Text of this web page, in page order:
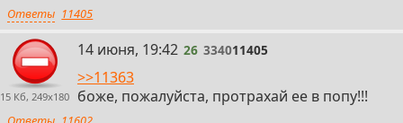
Ответы 11405
15 Кб, 249x180
26
14 июня, 19:42 26 334011405
>>11363
боже, пожалуйста, протрахай ее в попу!!!